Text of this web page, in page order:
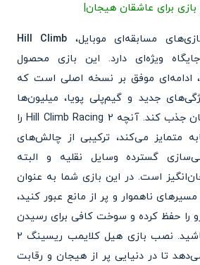
بازی برای عاشقان هیجان|
مسابقه‌ای موبایل، Hill Climb
ویژه‌ای دارد. این بازی محصول
، ادامه‌ای موفق بر نسخه اصلی است که
جدید و گیم‌پلی پویا، میلیون‌ها
بازیکن را در سراسر جهان جذب کند. آنچه Hill Climb Racing 2 را
متمایز می‌کند، ترکیبی از چالش‌های
گسترده وسایل نقلیه و البته
است. در این بازی شما به عنوان
مسیرهای ناهموار و پر از مانع عبور کنید،
را حفظ کرده و سوخت کافی برای رسیدن
به خط پایان داشته باشید. نصب بازی هیل کلایمب ریسینگ 2
تا در دنیایی پر از هیجان و رقابت